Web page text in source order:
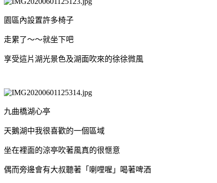
園區內設置許多椅子
走累了～～就坐下吧
享受這片湖光景色及湖面吹來的徐徐微風
九曲橋湖心亭
天鵝湖中我很喜歡的一個區域
坐在裡面的涼亭吹著風真的很愜意
偶而旁邊會有大叔聽著「喇哩喔」喝著啤酒